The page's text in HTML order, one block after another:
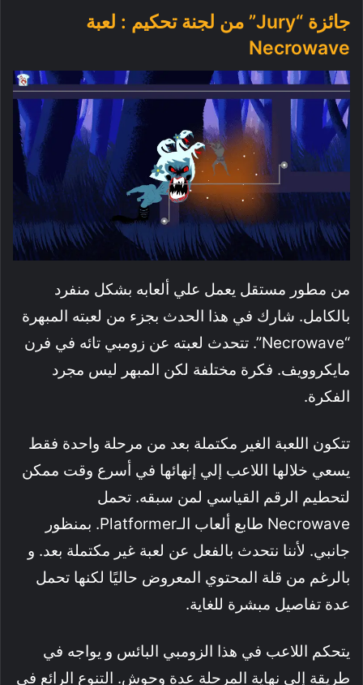
جائزة “Jury” من لجنة تحكيم : لعبة
Necrowave
من مطور مستقل يعمل علي ألعابه بشكل منفرد
بالكامل. شارك في هذا الحدث بجزء من لعبته المبهرة
“Necrowave”. تتحدث لعبته عن زومبي تائه في فرن
مايكروويف. فكرة مختلفة لكن المبهر ليس مجرد
الفكرة.
تتكون اللعبة الغير مكتملة بعد من مرحلة واحدة فقط
يسعي خلالها اللاعب إلي إنهائها في أسرع وقت ممكن
لتحطيم الرقم القياسي لمن سبقه. تحمل
Necrowave طابع ألعاب الـPlatformer. بمنظور
جانبي. لأننا نتحدث بالفعل عن لعبة غير مكتملة بعد. و
بالرغم من قلة المحتوي المعروض حاليًا لكنها تحمل
عدة تفاصيل مبشرة للغاية.
يتحكم اللاعب في هذا الزومبي البائس و يواجه في
طريقة إلي نهاية المرحلة عدة وحوش. التنوع الرائع في